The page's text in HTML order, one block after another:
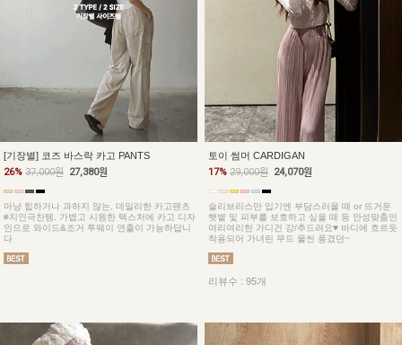
[기장별] 코즈 바스락 카고 PANTS
26% 37,000원 27,380원
마냥 힙하거나 과하지 않는, 데일리한 카고팬츠
#지인극찬템. 가볍고 시원한 텍스처에 카고 디자
인으로 와이드&조거 투웨이 연출이 가능하답니
다
토이 썸머 CARDIGAN
17% 29,000원 24,070원
슬리브리스만 입기엔 부담스러울 때 or 뜨거운
햇볕 및 피부를 보호하고 싶을 때 등 안성맞춤인
여리여리한 가디건 강/추드려요♥ 바디에 흐르듯
착용되어 가녀린 무드 물씬 풍겼던~
리뷰수 : 95개